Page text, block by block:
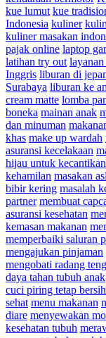
kue lumut kue
Indonesia kuliner
kuliner masakan
pajak online laptop
latihan try out
Inggris liburan di
Surabaya liburan ke
cream matte lomba
boneka mainan anak
dan minuman
khas make up wardah
asuransi kecelakaan
hijau untuk kecantikan
kehamilan masakan
bibir kering masalah
partner membuat
asuransi kesehatan
kemasan makanan
memperbaiki saluran
mengajukan pinjaman
mengobati radang
daya tahan tubuh anak
cuci piring tetap
sehat menu makanan
diare menyewakan
kesehatan tubuh